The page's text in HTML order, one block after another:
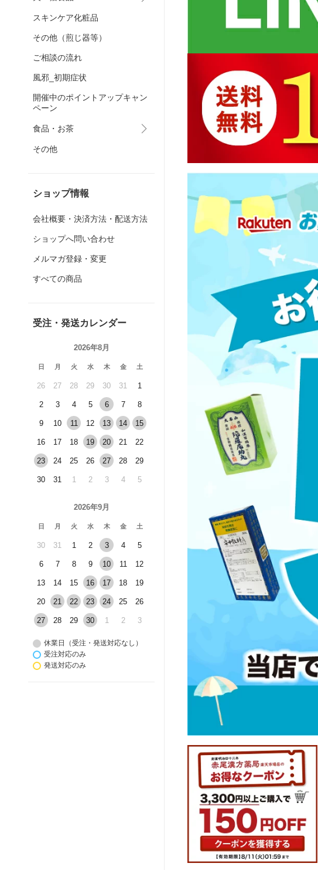
スキンケア化粧品
その他（煎じ器等）
ご相談の流れ
風邪_初期症状
開催中のポイントアップキャン
ペーン
食品・お茶
その他
ショップ情報
会社概要・決済方法・配送方法
ショップへ問い合わせ
メルマガ登録・変更
すべての商品
受注・発送カレンダー
2026年8月
日 月 火 水 木 金 土
26 27 28 29 30 31 1
2 3 4 5 6 7 8
9 10 11 12 13 14 15
16 17 18 19 20 21 22
23 24 25 26 27 28 29
30 31 1 2 3 4 5
2026年9月
日 月 火 水 木 金 土
30 31 1 2 3 4 5
6 7 8 9 10 11 12
13 14 15 16 17 18 19
20 21 22 23 24 25 26
27 28 29 30 1 2 3
休業日（受注・発送対応なし）
受注対応のみ
発送対応のみ